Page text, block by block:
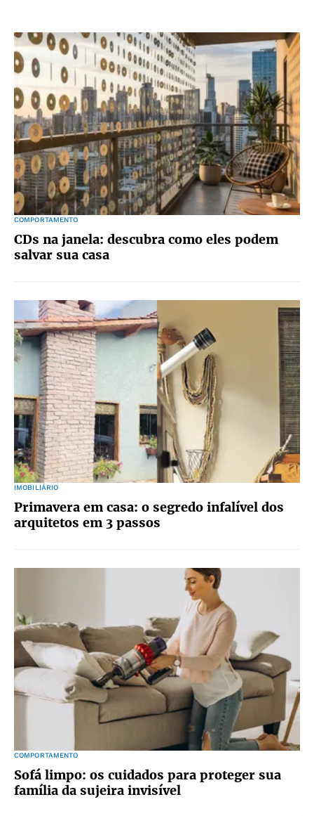
COMPORTAMENTO
CDs na janela: descubra como eles podem
salvar sua casa
IMOBILIÁRIO
Primavera em casa: o segredo infalível dos
arquitetos em 3 passos
COMPORTAMENTO
Sofá limpo: os cuidados para proteger sua
família da sujeira invisível